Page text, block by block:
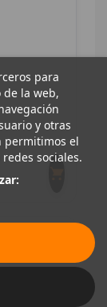
para
la web,
y otras
permitimos el
sociales.